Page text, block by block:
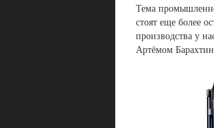
Тема
стоят еще более
производства у
Артёмом